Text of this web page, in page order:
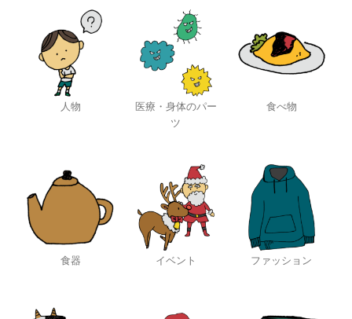
人物
医療・身体のパー
ツ
食べ物
食器 イベント ファッション